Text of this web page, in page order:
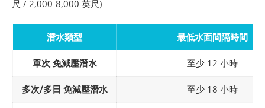
尺 / 2,000-8,000 英尺)
潛水類型 最低水面間隔時間
單次 免減壓潛水 至少 12 小時
多次/多日 免減壓潛水 至少 18 小時